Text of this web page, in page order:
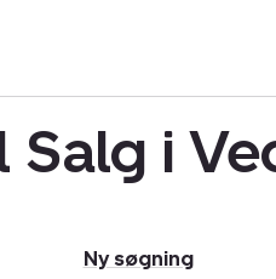
Salg i
Ny søgning